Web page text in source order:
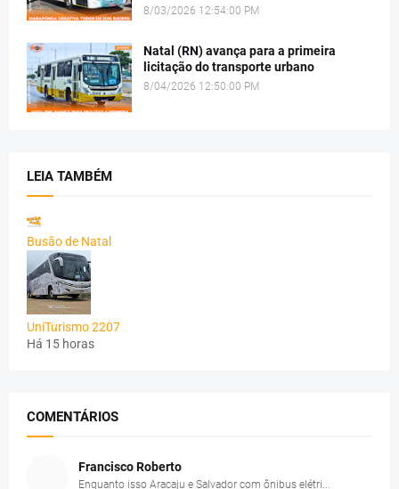
8/03/2026 12:54:00 PM
Natal (RN) avança para a primeira
licitação do transporte urbano
8/04/2026 12:50:00 PM
LEIA TAMBÉM
Busão de Natal
UniTurismo 2207
Há 15 horas
COMENTÁRIOS
Francisco Roberto
Enquanto isso Aracaju e Salvador com ônibus elétri...